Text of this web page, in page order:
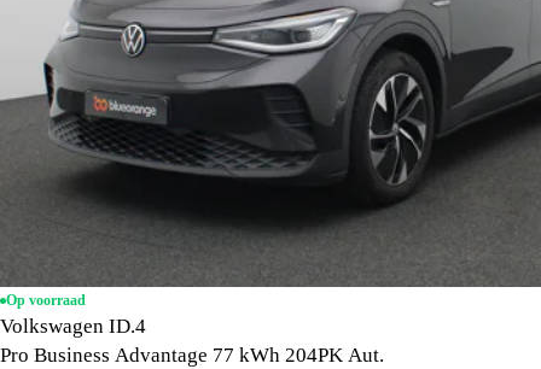
Op voorraad
Volkswagen ID.4
Pro Business Advantage 77 kWh 204PK Aut.